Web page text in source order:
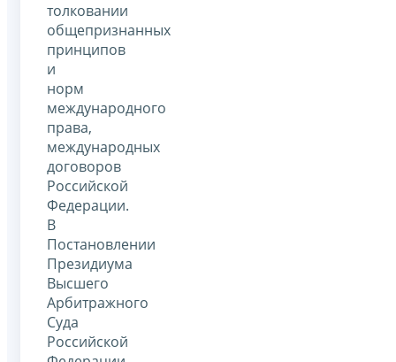
толковании
общепризнанных
принципов
и
норм
международного
права,
международных
договоров
Российской
Федерации.
В
Постановлении
Президиума
Высшего
Арбитражного
Суда
Российской